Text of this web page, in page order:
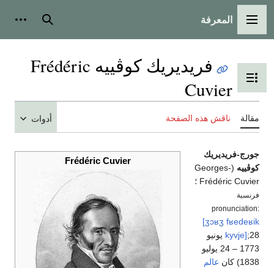
القائمة الرئيسية
المعرفة بحث
تبديل عرض جدول المحتويات
فريديريك كوڤييه Frédéric
Cuvier
مقالة ناقش هذه الصفحة أدوات
Frédéric Cuvier
جورج-فريديريك
كوڤييه (Georges-
Frédéric Cuvier ؛
فرنسية
pronunciation:
[ʒɔʁʒ fʁedeʁik
kyvje] ;28 يونيو
1773 – 24 يوليو
1838) كان
عالم